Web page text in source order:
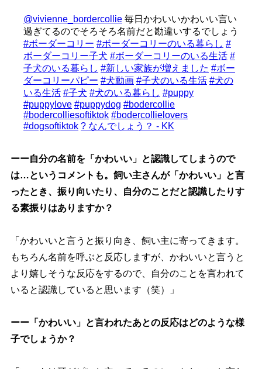
@vivienne_bordercollie 毎日かわいいかわいい言い
過ぎてるのでそろそろ名前だと勘違いするでしょう
#ボーダーコリー #ボーダーコリーのいる暮らし #
ボーダーコリー子犬 #ボーダーコリーのいる生活 #
子犬のいる暮らし #新しい家族が増えました #ボー
ダーコリーパピー #犬動画 #子犬のいる生活 #犬の
いる生活 #子犬 #犬のいる暮らし #puppy
#puppylove #puppydog #bodercollie
#bodercolliesoftiktok #bodercollielovers
#dogsoftiktok ? なんでしょう？ - KK
ーー自分の名前を「かわいい」と認識してしまうので
は…というコメントも。飼い主さんが「かわいい」と言
ったとき、振り向いたり、自分のことだと認識したりす
る素振りはありますか？
「かわいいと言うと振り向き、飼い主に寄ってきます。
もちろん名前を呼ぶと反応しますが、かわいいと言うと
より嬉しそうな反応をするので、自分のことを言われて
いると認識していると思います（笑）」
ーー「かわいい」と言われたあとの反応はどのような様
子でしょうか？